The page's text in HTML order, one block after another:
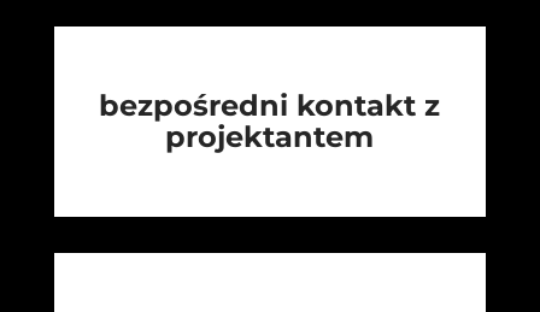
bezpośredni kontakt z
projektantem